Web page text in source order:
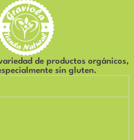
de productos orgánicos,
sin gluten.